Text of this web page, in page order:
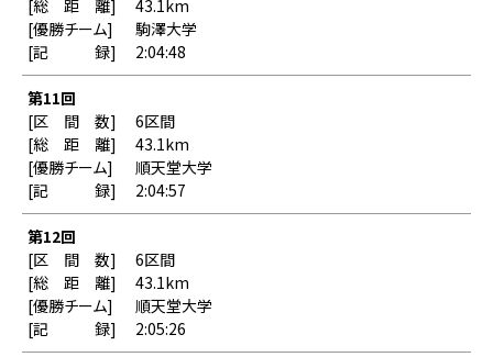
43.1km
駒澤大学
2:04:48
第11回
6区間
43.1km
順天堂大学
2:04:57
第12回
6区間
43.1km
順天堂大学
2:05:26